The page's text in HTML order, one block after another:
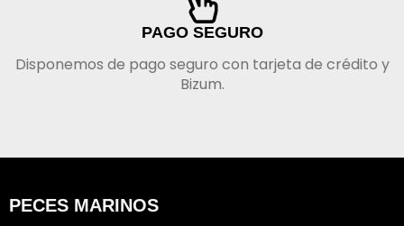
PAGO SEGURO
Disponemos de pago seguro con tarjeta de crédito y
Bizum.
PECES MARINOS